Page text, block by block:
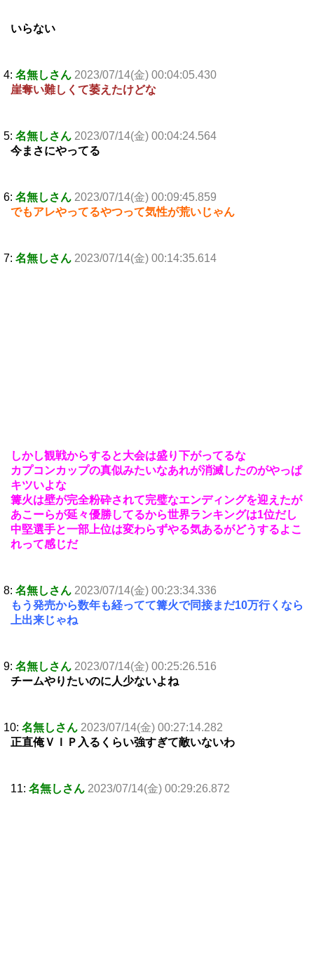
いらない
4: 名無しさん 2023/07/14(金) 00:04:05.430
崖奪い難しくて萎えたけどな
5: 名無しさん 2023/07/14(金) 00:04:24.564
今まさにやってる
6: 名無しさん 2023/07/14(金) 00:09:45.859
でもアレやってるやつって気性が荒いじゃん
7: 名無しさん 2023/07/14(金) 00:14:35.614
しかし観戦からすると大会は盛り下がってるな
カプコンカップの真似みたいなあれが消滅したのがやっぱ
キツいよな
篝火は壁が完全粉砕されて完璧なエンディングを迎えたが
あこーらが延々優勝してるから世界ランキングは1位だし
中堅選手と一部上位は変わらずやる気あるがどうするよこ
れって感じだ
8: 名無しさん 2023/07/14(金) 00:23:34.336
もう発売から数年も経ってて篝火で同接まだ10万行くなら
上出来じゃね
9: 名無しさん 2023/07/14(金) 00:25:26.516
チームやりたいのに人少ないよね
10: 名無しさん 2023/07/14(金) 00:27:14.282
正直俺ＶＩＰ入るくらい強すぎて敵いないわ
11: 名無しさん 2023/07/14(金) 00:29:26.872